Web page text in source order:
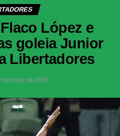
López e
goleia Junior
Libertadores
de maio de 2026